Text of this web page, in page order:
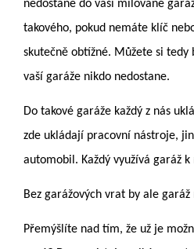
nedostane do vaší milované
takového, pokud nemáte klíč
skutečně obtížné. Můžete si tedy
vaší garáže nikdo nedostane.
Do takové garáže každý z nás
zde ukládají pracovní nástroje,
automobil. Každý využívá garáž
Bez garážových vrat by ale
Přemýšlíte nad tím, že už je